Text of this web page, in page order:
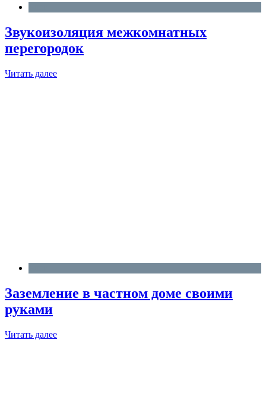
Звукоизоляция межкомнатных
перегородок
Читать далее
Заземление в частном доме своими
руками
Читать далее